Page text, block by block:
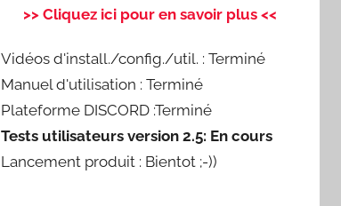
>> Cliquez ici pour en savoir plus <<
Vidéos d'install./config./util. : Terminé
Manuel d'utilisation : Terminé
Plateforme DISCORD :Terminé
Tests utilisateurs version 2.5: En cours
Lancement produit : Bientot ;-))